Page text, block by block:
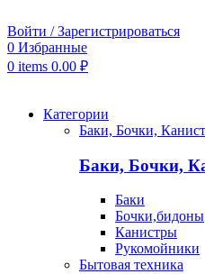
Войти / Зарегистрироваться
0 Избранные
0 items 0.00 ₽
Категории
Баки, Бочки,
Баки, Бочки,
Баки
Бочки,бидоны
Канистры
Рукомойники
Бытовая техника